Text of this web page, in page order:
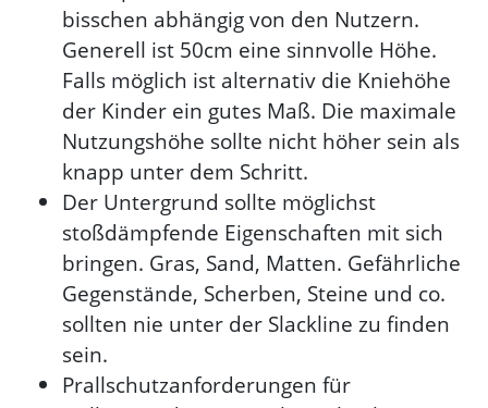
bisschen abhängig von den Nutzern.
Generell ist 50cm eine sinnvolle Höhe.
Falls möglich ist alternativ die Kniehöhe
der Kinder ein gutes Maß. Die maximale
Nutzungshöhe sollte nicht höher sein als
knapp unter dem Schritt.
Der Untergrund sollte möglichst
stoßdämpfende Eigenschaften mit sich
bringen. Gras, Sand, Matten. Gefährliche
Gegenstände, Scherben, Steine und co.
sollten nie unter der Slackline zu finden
sein.
Prallschutzanforderungen für